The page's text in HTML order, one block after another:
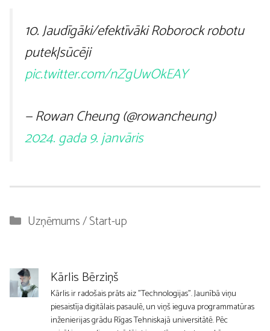
10. Jaudīgāki/efektīvāki Roborock robotu
putekļsūcēji
pic.twitter.com/nZgUwOkEAY
— Rowan Cheung (@rowancheung)
2024. gada 9. janvāris
Kategorijas
Uzņēmums / Start-up
Kārlis Bērziņš
Kārlis ir radošais prāts aiz "Technologijas". Jaunībā viņu
piesaistīja digitālais pasaulē, un viņš ieguva programmatūras
inženierijas grādu Rīgas Tehniskajā universitātē. Pēc